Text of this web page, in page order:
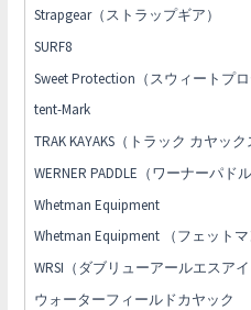
Strapgear（ストラップギア）
SURF8
Sweet Protection（スウィートプロ
tent-Mark
TRAK KAYAKS（トラック カヤック
WERNER PADDLE（ワーナーパドル
Whetman Equipment
Whetman Equipment （フェット
WRSI（ダブリューアールエスアイ
ウォーターフィールドカヤック